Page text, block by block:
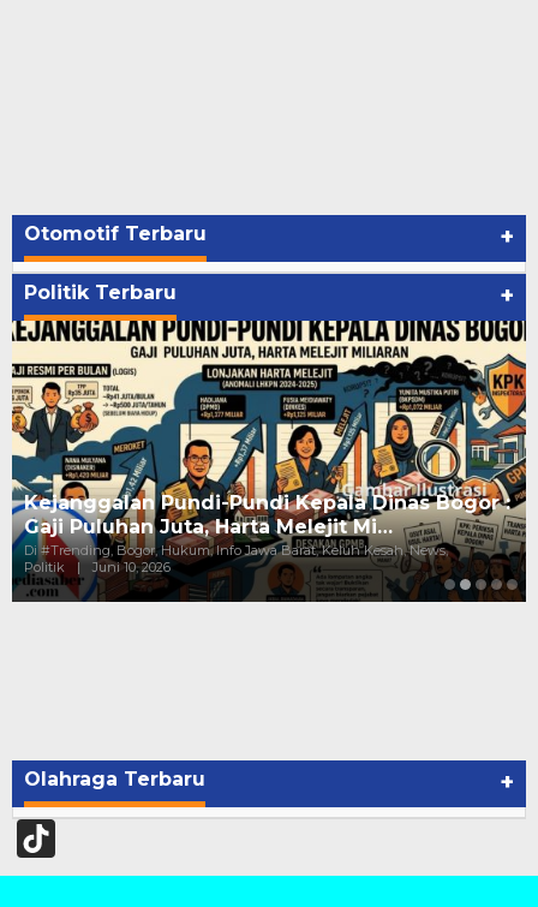
Otomotif Terbaru +
Politik Terbaru +
Kejanggalan Pundi-Pundi Kepala Dinas Bogor :
Gaji Puluhan Juta, Harta Melejit Mi…
Di #Trending, Bogor, Hukum, Info Jawa Barat, Keluh Kesah, News,
Politik
| Juni 10, 2026
Olahraga Terbaru +